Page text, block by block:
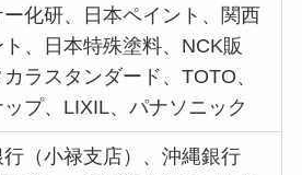
ー化研、日本ペイント、関西
、日本特殊塗料、NCK販
ラスタンダード、TOTO、
ップ、LIXIL、パナソニック
（小禄支店）、沖縄銀行